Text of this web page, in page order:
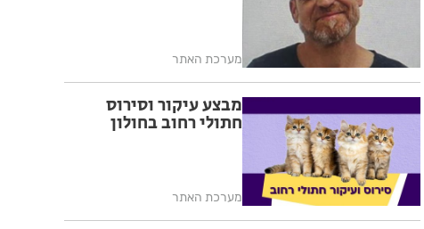
מערכת האתר
מבצע עיקור וסירוס
חתולי רחוב בחולון
מערכת האתר